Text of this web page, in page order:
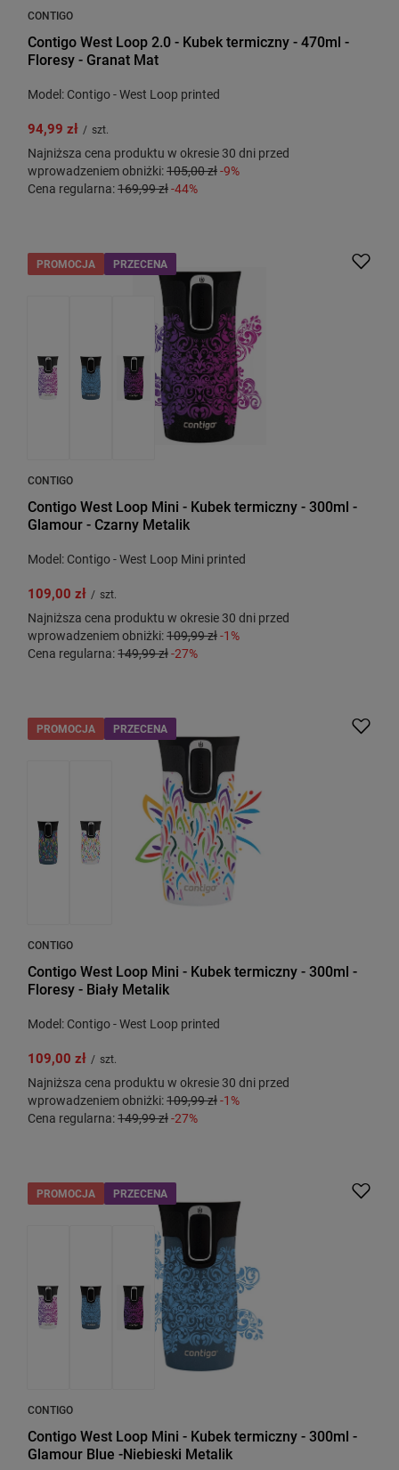
CONTIGO
Contigo West Loop 2.0 - Kubek termiczny - 470ml -
Floresy - Granat Mat
Model: Contigo - West Loop printed
94,99 zł / szt.
Najniższa cena produktu w okresie 30 dni przed
wprowadzeniem obniżki:105,00 zł-9%
Cena regularna:169,99 zł-44%
PROMOCJA PRZECENA
CONTIGO
Contigo West Loop Mini - Kubek termiczny - 300ml -
Glamour - Czarny Metalik
Model: Contigo - West Loop Mini printed
109,00 zł / szt.
Najniższa cena produktu w okresie 30 dni przed
wprowadzeniem obniżki:109,99 zł-1%
Cena regularna:149,99 zł-27%
PROMOCJA PRZECENA
CONTIGO
Contigo West Loop Mini - Kubek termiczny - 300ml -
Floresy - Biały Metalik
Model: Contigo - West Loop printed
109,00 zł / szt.
Najniższa cena produktu w okresie 30 dni przed
wprowadzeniem obniżki:109,99 zł-1%
Cena regularna:149,99 zł-27%
PROMOCJA PRZECENA
CONTIGO
Contigo West Loop Mini - Kubek termiczny - 300ml -
Glamour Blue -Niebieski Metalik